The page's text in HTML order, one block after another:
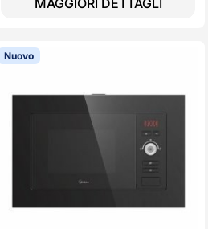
MAGGIORI DETTAGLI
Nuovo